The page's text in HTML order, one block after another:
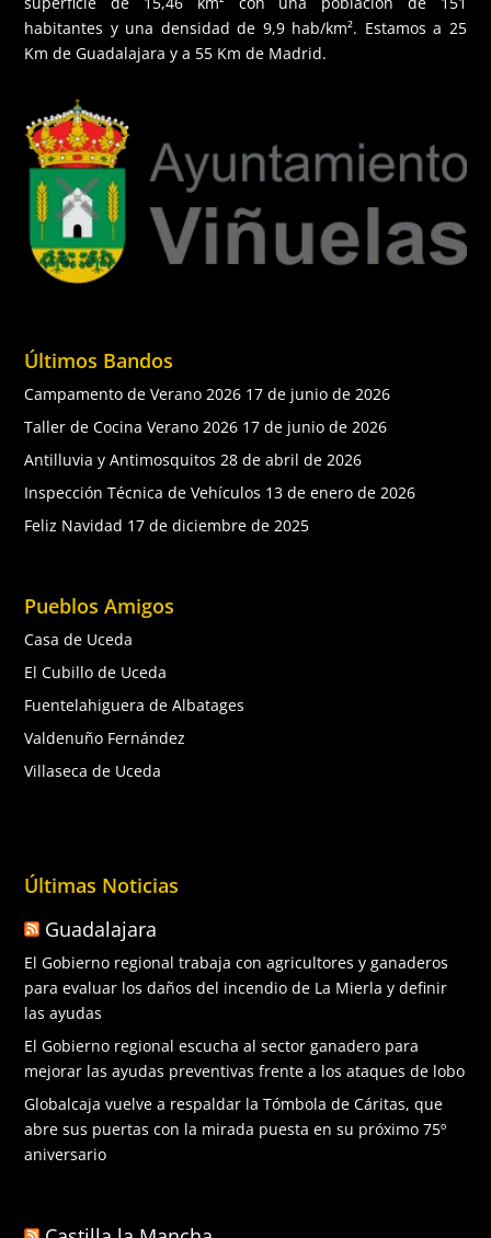
habitantes y una densidad de 9,9 hab/km². Estamos a 25
Km de Guadalajara y a 55 Km de Madrid.
Últimos Bandos
Campamento de Verano 2026 17 de junio de 2026
Taller de Cocina Verano 2026 17 de junio de 2026
Antilluvia y Antimosquitos 28 de abril de 2026
Inspección Técnica de Vehículos 13 de enero de 2026
Feliz Navidad 17 de diciembre de 2025
Pueblos Amigos
Casa de Uceda
El Cubillo de Uceda
Fuentelahiguera de Albatages
Valdenuño Fernández
Villaseca de Uceda
Últimas Noticias
Guadalajara
El Gobierno regional trabaja con agricultores y ganaderos
para evaluar los daños del incendio de La Mierla y definir
las ayudas
El Gobierno regional escucha al sector ganadero para
mejorar las ayudas preventivas frente a los ataques de lobo
Globalcaja vuelve a respaldar la Tómbola de Cáritas, que
abre sus puertas con la mirada puesta en su próximo 75º
aniversario